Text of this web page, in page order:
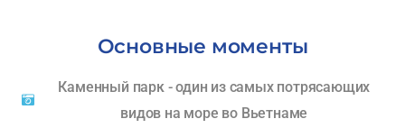
Основные моменты
Каменный парк - один из самых потрясающих
видов на море во Вьетнаме